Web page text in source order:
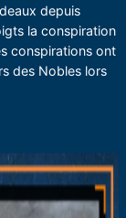
depuis
la conspiration
conspirations ont
des Nobles lors